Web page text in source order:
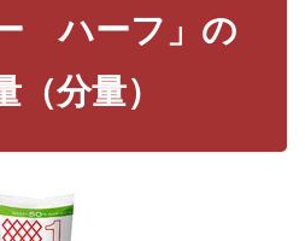
ハーフ」の
分量）